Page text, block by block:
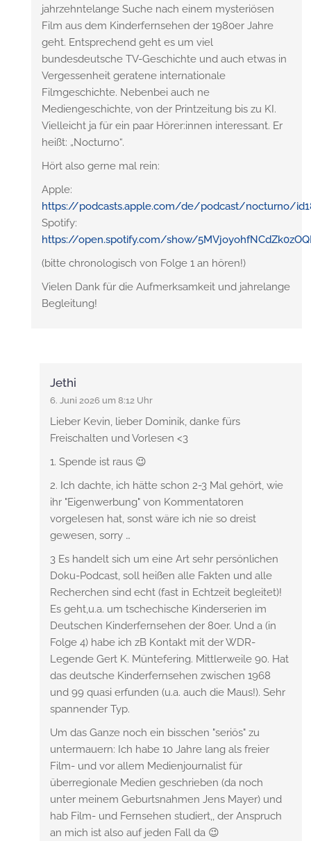
jahrzehntelange Suche nach einem mysteriösen
Film aus dem Kinderfernsehen der 1980er Jahre
geht. Entsprechend geht es um viel
bundesdeutsche TV-Geschichte und auch etwas in
Vergessenheit geratene internationale
Filmgeschichte. Nebenbei auch ne
Mediengeschichte, von der Printzeitung bis zu KI.
Vielleicht ja für ein paar Hörer:innen interessant. Er
heißt: „Nocturno“.
Hört also gerne mal rein:
Apple:
https://podcasts.apple.com/de/podcast/nocturno/
Spotify:
https://open.spotify.com/show/
(bitte chronologisch von Folge 1 an hören!)
Vielen Dank für die Aufmerksamkeit und jahrelange
Begleitung!
Jethi
6. Juni 2026 um 8:12 Uhr
Lieber Kevin, lieber Dominik, danke fürs
Freischalten und Vorlesen <3
1. Spende ist raus 😉
2. Ich dachte, ich hätte schon 2-3 Mal gehört, wie
ihr "Eigenwerbung" von Kommentatoren
vorgelesen hat, sonst wäre ich nie so dreist
gewesen, sorry …
3 Es handelt sich um eine Art sehr persönlichen
Doku-Podcast, soll heißen alle Fakten und alle
Recherchen sind echt (fast in Echtzeit begleitet)!
Es geht,u.a. um tschechische Kinderserien im
Deutschen Kinderfernsehen der 80er. Und a (in
Folge 4) habe ich zB Kontakt mit der WDR-
Legende Gert K. Müntefering. Mittlerweile 90. Hat
das deutsche Kinderfernsehen zwischen 1968
und 99 quasi erfunden (u.a. auch die Maus!). Sehr
spannender Typ.
Um das Ganze noch ein bisschen "seriös" zu
untermauern: Ich habe 10 Jahre lang als freier
Film- und vor allem Medienjournalist für
überregionale Medien geschrieben (da noch
unter meinem Geburtsnahmen Jens Mayer) und
hab Film- und Fernsehen studiert,, der Anspruch
an mich ist also auf jeden Fall da 😉